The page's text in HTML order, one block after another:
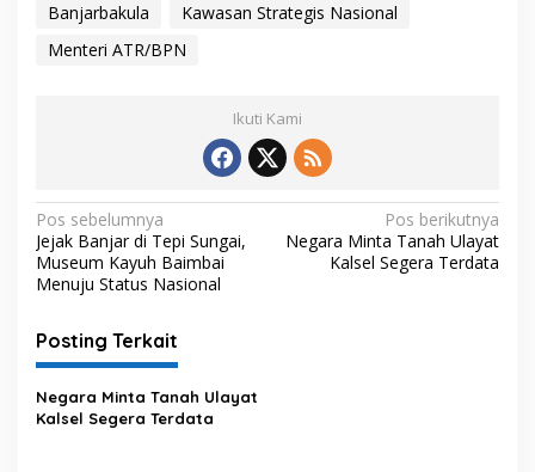
Banjarbakula
Kawasan Strategis Nasional
Menteri ATR/BPN
Ikuti Kami
N
a
v
i
g
a
s
Pos sebelumnya
Jejak Banjar di Tepi Sungai,
Museum Kayuh Baimbai
Menuju Status Nasional
Pos berikutnya
Negara Minta Tanah Ulayat
Kalsel Segera Terdata
Posting Terkait
Negara Minta Tanah Ulayat
Kalsel Segera Terdata